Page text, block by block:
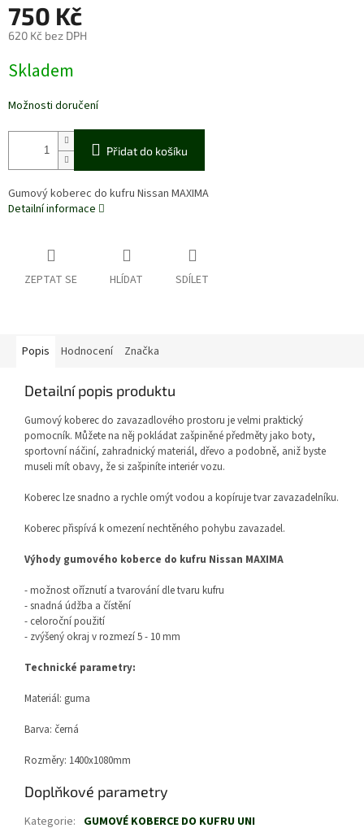
750 Kč
620 Kč bez DPH
cena:
Skladem
Možnosti doručení
Přidat do košíku
Gumový koberec do kufru Nissan MAXIMA
Detailní informace
ZEPTAT SE HLÍDAT SDÍLET
Popis Hodnocení Značka
Detailní popis produktu
Gumový koberec do zavazadlového prostoru je velmi praktický
pomocník. Můžete na něj pokládat zašpiněné předměty jako boty,
sportovní náčiní, zahradnický materiál, dřevo a podobně, aniž byste
museli mít obavy, že si zašpiníte interiér vozu.
Koberec lze snadno a rychle omýt vodou a kopíruje tvar zavazadelníku.
Koberec přispívá k omezení nechtěného pohybu zavazadel.
Výhody gumového koberce do kufru Nissan MAXIMA
- možnost oříznutí a tvarování dle tvaru kufru
- snadná údžba a čístění
- celoroční použití
- zvýšený okraj v rozmezí 5 - 10 mm
Technické parametry:
Materiál: guma
Barva: černá
Rozměry: 1400x1080mm
Doplňkové parametry
Kategorie: GUMOVÉ KOBERCE DO KUFRU UNI